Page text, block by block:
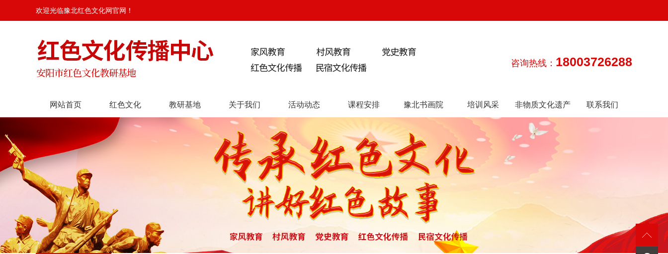
欢迎光临豫北红色文化网官网！
咨询热线： 18003726288
网站首页 红色文化 教研基地 关于我们 活动动态 课程安排 豫北书画院 培训风采 非物质文化遗产
传承
联系我们